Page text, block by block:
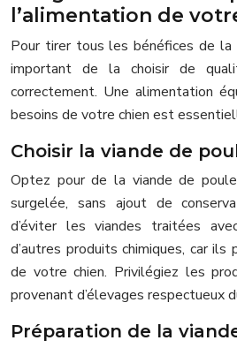
l’alimentation de
Pour tirer tous les bénéfices de
important de la choisir de
correctement. Une alimentation
besoins de votre chien est
Choisir la viande de
Optez pour de la viande de
surgelée, sans ajout de
d’éviter les viandes traitées
d’autres produits chimiques, car
de votre chien. Privilégiez les
provenant d’élevages respectueux
Préparation de la